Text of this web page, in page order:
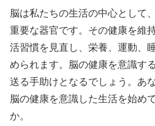
脳は私たちの生活の中心として
重要な器官です。その健康を維
活習慣を見直し、栄養、運動、
められます。脳の健康を意識す
送る手助けとなるでしょう。あ
脳の健康を意識した生活を始め
か。